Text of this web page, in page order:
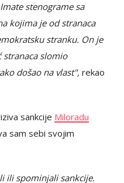
stenograme sa
kojima je od stranaca
stranku. On je
stranaca slomio
došao na vlast", rekao
sankcije Miloradu
sam sebi svojim
ili spominjali sankcije.